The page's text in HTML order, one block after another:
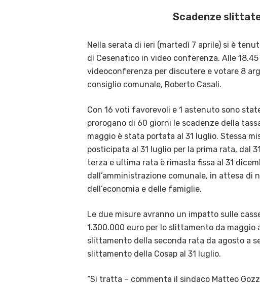
Scadenze slittate
Nella serata di ieri (martedì 7 aprile) si è
di Cesenatico in video conferenza. Alle
videoconferenza per discutere e votare 8
consiglio comunale, Roberto Casali.
Con 16 voti favorevoli e 1 astenuto sono
prorogano di 60 giorni le scadenze della
maggio è stata portata al 31 luglio. Stessa
posticipata al 31 luglio per la prima rata, dal
terza e ultima rata è rimasta fissa al 31
dall’amministrazione comunale, in attesa di
dell’economia e delle famiglie.
Le due misure avranno un impatto sulle
1.300.000 euro per lo slittamento da maggio
slittamento della seconda rata da agosto a
slittamento della Cosap al 31 luglio.
“Si tratta – commenta il sindaco Matteo